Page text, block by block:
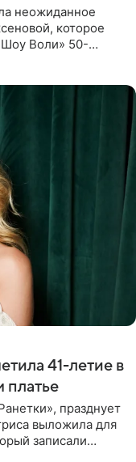
неожиданное
которое
Воли» 50-
41-летие в
платье
празднует
выложила для
записали